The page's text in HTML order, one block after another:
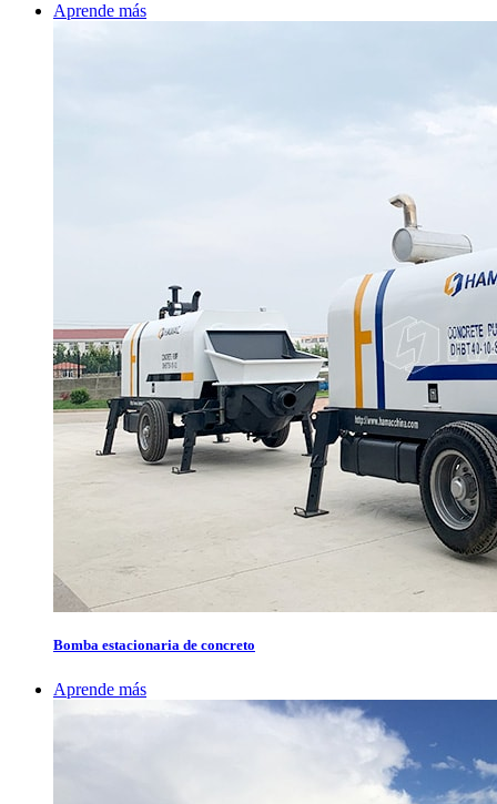
Aprende más
Bomba estacionaria de concreto
Aprende más